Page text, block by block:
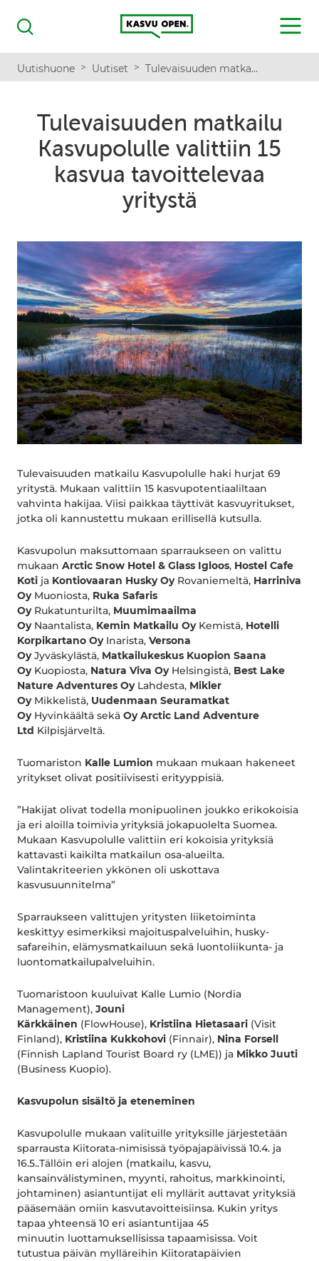
Haku
Kasvu Open
MENU
Uutishuone > Uutiset > Tulevaisuuden matkailu Kasvupolulle valittiin 15 kasvua tavoittelevaa yritystä
Tulevaisuuden matkailu
Kasvupolulle valittiin 15
kasvua tavoittelevaa
yritystä
Tulevaisuuden matkailu Kasvupolulle haki hurjat 69
yritystä. Mukaan valittiin 15 kasvupotentiaaliltaan
vahvinta hakijaa. Viisi paikkaa täyttivät kasvuyritukset,
jotka oli kannustettu mukaan erillisellä kutsulla.
Kasvupolun maksuttomaan sparraukseen on valittu
mukaan Arctic Snow Hotel & Glass Igloos, Hostel Cafe
Koti ja Kontiovaaran Husky OyRovaniemeltä, Harriniva
OyMuoniosta, Ruka Safaris
OyRukatunturilta, Muumimaailma
OyNaantalista, Kemin Matkailu OyKemistä, Hotelli
Korpikartano OyInarista, Versona
OyJyväskylästä, Matkailukeskus Kuopion Saana
OyKuopiosta, Natura Viva OyHelsingistä, Best Lake
Nature Adventures Oy Lahdesta, Mikler
OyMikkelistä, Uudenmaan Seuramatkat
OyHyvinkäältä sekä Oy Arctic Land Adventure
Ltd Kilpisjärveltä.
Tuomariston Kalle Lumion mukaan mukaan hakeneet
yritykset olivat positiivisesti erityyppisiä.
”Hakijat olivat todella monipuolinen joukko erikokoisia
ja eri aloilla toimivia yrityksiä jokapuolelta Suomea.
Mukaan Kasvupolulle valittiin eri kokoisia yrityksiä
kattavasti kaikilta matkailun osa-alueilta.
Valintakriteerien ykkönen oli uskottava
kasvusuunnitelma”
Sparraukseen valittujen yritysten liiketoiminta
keskittyy esimerkiksi majoituspalveluihin, husky-
safareihin, elämysmatkailuun sekä luontoliikunta- ja
luontomatkailupalveluihin.
Tuomaristoon kuuluivat Kalle Lumio (Nordia
Management), Jouni
Kärkkäinen (FlowHouse), Kristiina Hietasaari (Visit
Finland), Kristiina Kukkohovi (Finnair), Nina Forsell
(Finnish Lapland Tourist Board ry (LME)) ja Mikko Juuti
(Business Kuopio).
Kasvupolun sisältö ja eteneminen
Kasvupolulle mukaan valituille yrityksille järjestetään
sparrausta Kiitorata-nimisissä työpajapäivissä 10.4. ja
16.5..Tällöin eri alojen (matkailu, kasvu,
kansainvälistyminen, myynti, rahoitus, markkinointi,
johtaminen) asiantuntijat eli myllärit auttavat yrityksiä
pääsemään omiin kasvutavoitteisiinsa. Kukin yritys
tapaa yhteensä 10 eri asiantuntijaa 45
minuutin luottamuksellisissa tapaamisissa. Voit
tutustua päivän mylläreihin Kiitoratapäivien